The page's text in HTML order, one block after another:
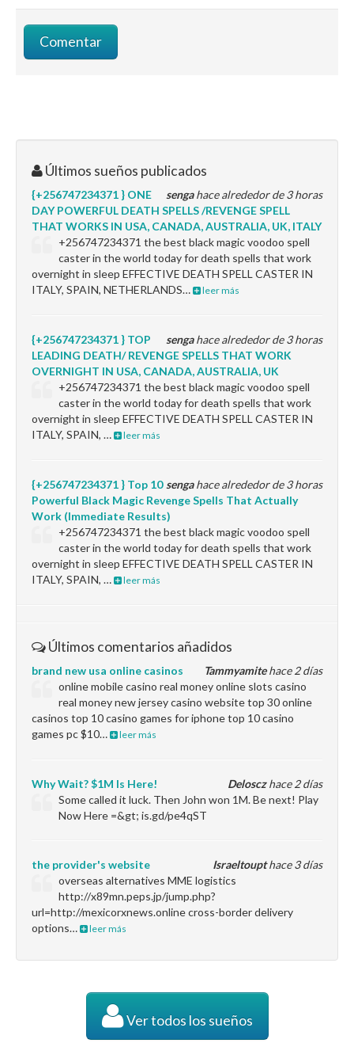
Últimos sueños publicados
sengahace alrededor de 3 horas
{+256747234371 } ONE
DAY POWERFUL DEATH SPELLS /REVENGE SPELL
THAT WORKS IN USA, CANADA, AUSTRALIA, UK, ITALY
+256747234371 the best black magic voodoo spell
caster in the world today for death spells that work
overnight in sleep EFFECTIVE DEATH SPELL CASTER IN
ITALY, SPAIN, NETHERLANDS…
leer más
sengahace alrededor de 3 horas
{+256747234371 } TOP
LEADING DEATH/ REVENGE SPELLS THAT WORK
OVERNIGHT IN USA, CANADA, AUSTRALIA, UK
+256747234371 the best black magic voodoo spell
caster in the world today for death spells that work
overnight in sleep EFFECTIVE DEATH SPELL CASTER IN
ITALY, SPAIN, …
leer más
sengahace alrededor de 3 horas
{+256747234371 } Top 10
Powerful Black Magic Revenge Spells That Actually
Work (Immediate Results)
+256747234371 the best black magic voodoo spell
caster in the world today for death spells that work
overnight in sleep EFFECTIVE DEATH SPELL CASTER IN
ITALY, SPAIN, …
leer más
Últimos comentarios añadidos
Tammyamitehace 2 días
brand new usa online casinos
online mobile casino real money online slots casino
real money new jersey casino website top 30 online
casinos top 10 casino games for iphone top 10 casino
games pc $10…
leer más
Delosczhace 2 días
Why Wait? $1M Is Here!
Some called it luck. Then John won 1M. Be next! Play
Now Here =&gt; is.gd/pe4qST
Israeltoupthace 3 días
the provider's website
overseas alternatives MME logistics
http://x89mn.peps.jp/jump.php?
url=http://mexicorxnews.online cross-border delivery
options…
leer más
Ver todos los sueños